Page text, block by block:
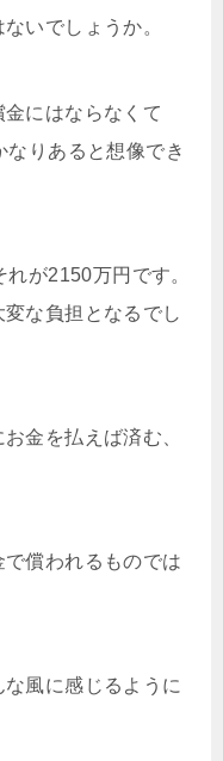
いでしょうか。
にはならなくて
なりあると想像でき
が2150万円です。
な負担となるでし
金を払えば済む、
償われるものでは
風に感じるように